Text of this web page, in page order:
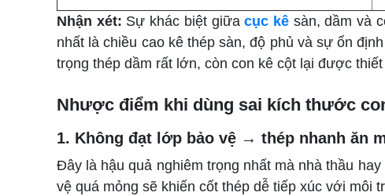
Nhận xét: Sự khác biệt giữacục kê sàn, dầm và
nhất là chiều cao kê thép sàn, độ phủ và sự ổn
trọng thép dầm rất lớn, còn con kê cột lại được
Nhược điểm khi dùng sai kích thước
1. Không đạt lớp bảo vệ → thép nhanh ăn
Đây là hậu quả nghiêm trọng nhất mà nhà thầu
vệ quá mỏng sẽ khiến cốt thép dễ tiếp xúc với môi